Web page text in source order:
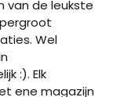
van de leukste
Wel
:). Elk
ene magazijn